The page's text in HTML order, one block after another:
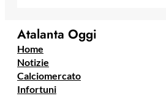
Atalanta Oggi
Home
Notizie
Calciomercato
Infortuni